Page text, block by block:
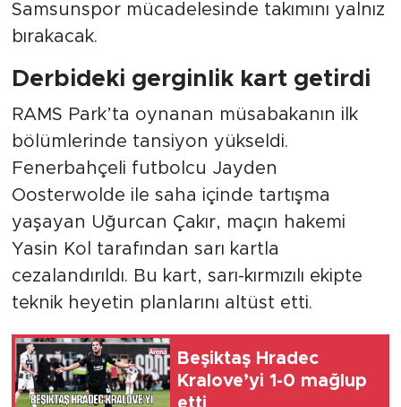
Samsunspor mücadelesinde takımını yalnız
bırakacak.
Derbideki gerginlik kart getirdi
RAMS Park’ta oynanan müsabakanın ilk
bölümlerinde tansiyon yükseldi.
Fenerbahçeli futbolcu Jayden
Oosterwolde ile saha içinde tartışma
yaşayan Uğurcan Çakır, maçın hakemi
Yasin Kol tarafından sarı kartla
cezalandırıldı. Bu kart, sarı-kırmızılı ekipte
teknik heyetin planlarını altüst etti.
Beşiktaş Hradec
Kralove’yi 1-0 mağlup